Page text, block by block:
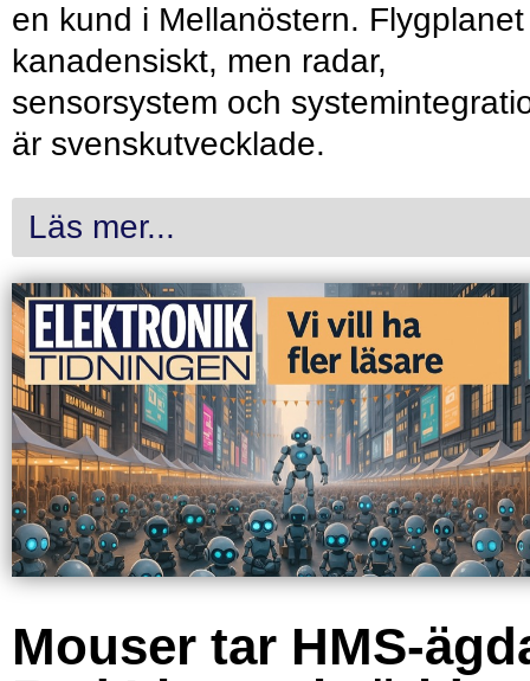
en kund i Mellanöstern.
kanadensiskt, men radar,
sensorsystem och
är svenskutvecklade.
Läs mer...
Mouser tar HMS-